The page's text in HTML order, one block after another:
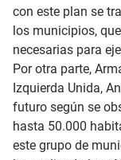
con este plan se
los municipios,
necesarias para
Por otra parte,
Izquierda Unida,
futuro según se
hasta 50.000
este grupo de